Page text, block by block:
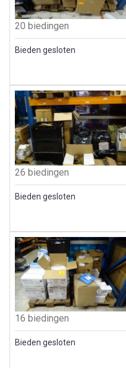
20 biedingen
Bieden gesloten
26 biedingen
Bieden gesloten
16 biedingen
Bieden gesloten